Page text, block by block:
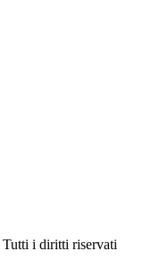
i diritti riservati